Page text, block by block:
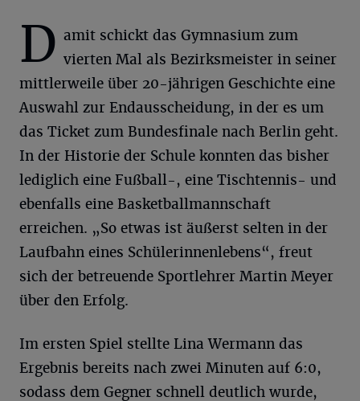
D amit schickt das Gymnasium zum
vierten Mal als Bezirksmeister in seiner
mittlerweile über 20-jährigen Geschichte eine
Auswahl zur Endausscheidung, in der es um
das Ticket zum Bundesfinale nach Berlin geht.
In der Historie der Schule konnten das bisher
lediglich eine Fußball-, eine Tischtennis- und
ebenfalls eine Basketballmannschaft
erreichen. „So etwas ist äußerst selten in der
Laufbahn eines Schülerinnenlebens“, freut
sich der betreuende Sportlehrer Martin Meyer
über den Erfolg.
Im ersten Spiel stellte Lina Wermann das
Ergebnis bereits nach zwei Minuten auf 6:0,
sodass dem Gegner schnell deutlich wurde,